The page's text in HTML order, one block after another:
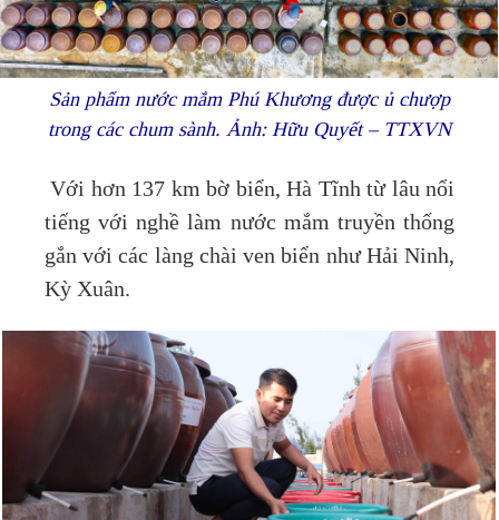
Sản phẩm nước mắm Phú Khương được ủ chượp
trong các chum sành. Ảnh: Hữu Quyết – TTXVN
Với hơn 137 km bờ biển, Hà Tĩnh từ lâu nổi
tiếng với nghề làm nước mắm truyền thống
gắn với các làng chài ven biển như Hải Ninh,
Kỳ Xuân.